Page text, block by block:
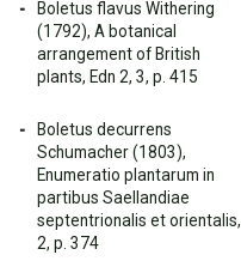
Boletus flavus Withering
(1792), A botanical
arrangement of British
plants, Edn 2, 3, p. 415
Boletus decurrens
Schumacher (1803),
Enumeratio plantarum in
partibus Saellandiae
septentrionalis et orientalis,
2, p. 374